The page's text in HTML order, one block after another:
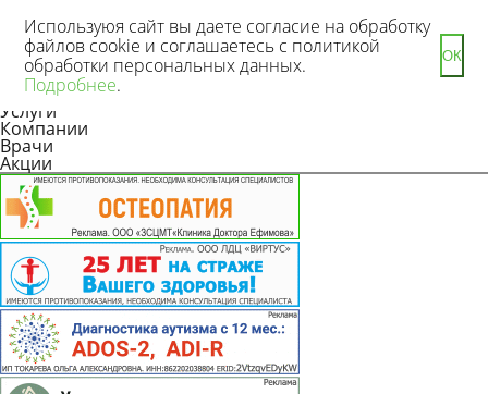
Новости
Статьи
Услуги
Компании
Врачи
Акции
Используюя сайт вы даете согласие на обработку
файлов cookie и соглашаетесь с политикой
обработки персональных данных.
Подробнее.
ОК